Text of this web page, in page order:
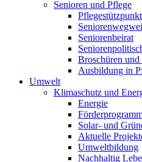
Senioren und Pflege
Pflegestützpunkt
Seniorenbeirat
Broschüren
Ausbildung in
Umwelt
Klimaschutz und
Energie
Solar- und
Aktuelle
Umweltbildung
Nachhaltig